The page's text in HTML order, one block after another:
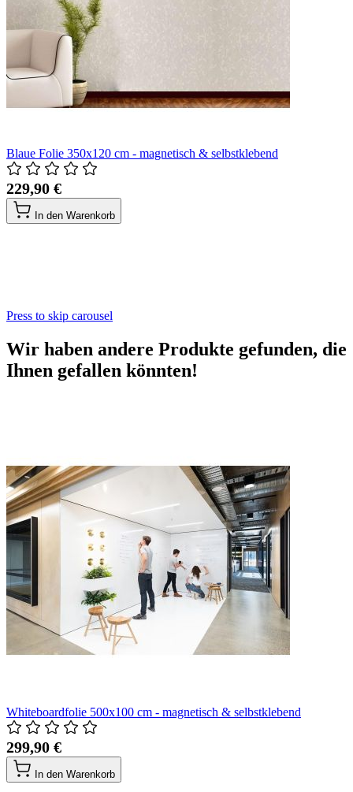
Blaue Folie 350x120 cm - magnetisch & selbstklebend
229,90 €
In den Warenkorb
Press to skip carousel
Wir haben andere Produkte gefunden, die
Ihnen gefallen könnten!
Whiteboardfolie 500x100 cm - magnetisch & selbstklebend
299,90 €
In den Warenkorb